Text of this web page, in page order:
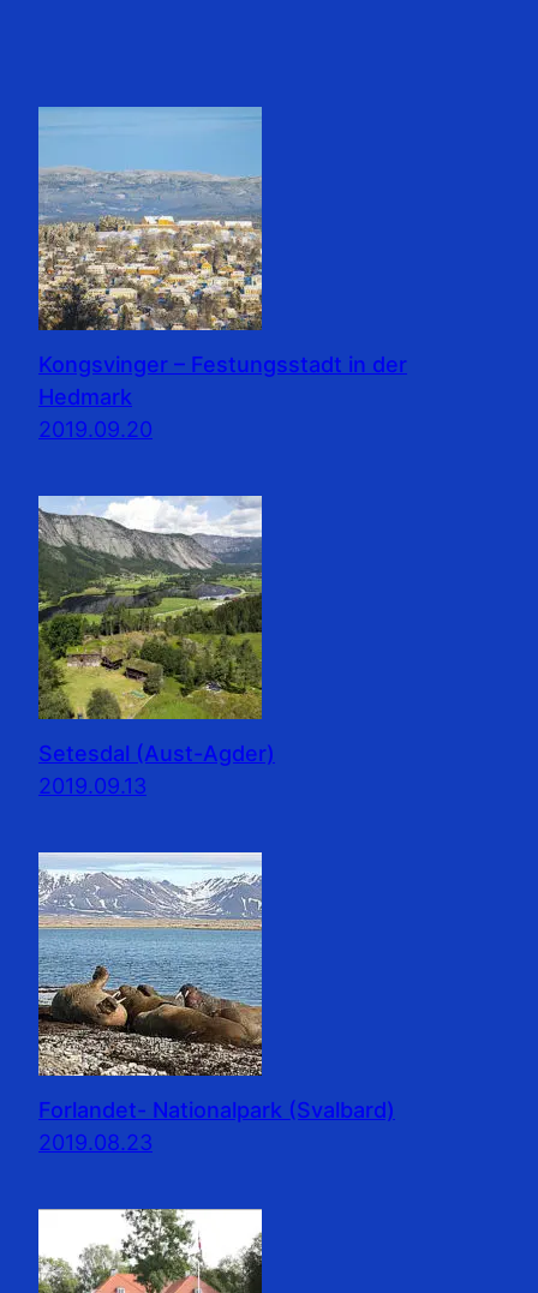
Kongsvinger – Festungsstadt in der
Hedmark
2019.09.20
Setesdal (Aust-Agder)
2019.09.13
Forlandet- Nationalpark (Svalbard)
2019.08.23